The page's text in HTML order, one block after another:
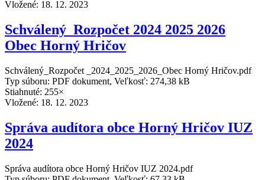
Vložené: 18. 12. 2023
Schválený_Rozpočet 2024 2025 2026
Obec Horný Hričov
Schválený_Rozpočet _2024_2025_2026_Obec Horný Hričov.pdf
Typ súboru: PDF dokument, Veľkosť: 274,38 kB
Stiahnuté: 255×
Vložené: 18. 12. 2023
Správa audítora obce Horný Hričov IUZ
2024
Správa audítora obce Horný Hričov IUZ 2024.pdf